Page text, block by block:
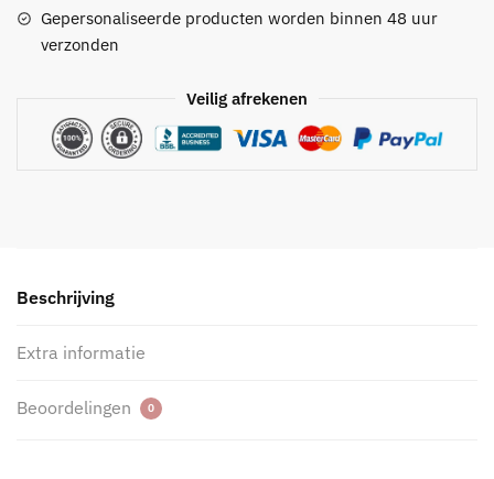
Gepersonaliseerde producten worden binnen 48 uur
verzonden
Veilig afrekenen
Beschrijving
Extra informatie
Beoordelingen 0